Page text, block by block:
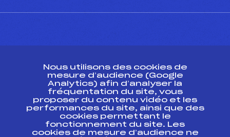
Ressources
Pass’Neige
Projet sportif fédéral
Projet de performance fédéral
Nous utilisons des cookies de
mesure d’audience (Google
Analytics) afin d’analyser la
fréquentation du site, vous
proposer du contenu vidéo et les
performances du site, ainsi que des
cookies permettant le
fonctionnement du site. Les
cookies de mesure d’audience ne